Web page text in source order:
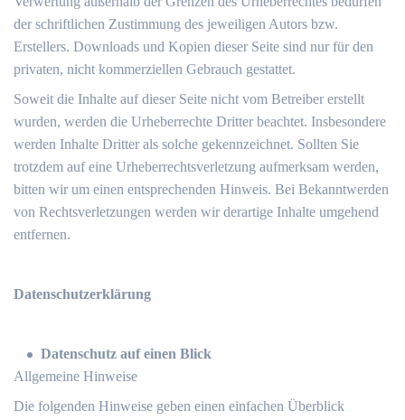
der schriftlichen Zustimmung des jeweiligen Autors bzw.
Erstellers. Downloads und Kopien dieser Seite sind nur für den
privaten, nicht kommerziellen Gebrauch gestattet.
Soweit die Inhalte auf dieser Seite nicht vom Betreiber erstellt
wurden, werden die Urheberrechte Dritter beachtet. Insbesondere
werden Inhalte Dritter als solche gekennzeichnet. Sollten Sie
trotzdem auf eine Urheberrechtsverletzung aufmerksam werden,
bitten wir um einen entsprechenden Hinweis. Bei Bekanntwerden
von Rechtsverletzungen werden wir derartige Inhalte umgehend
entfernen.
Datenschutzerklärung
Datenschutz auf einen Blick
Allgemeine Hinweise
Die folgenden Hinweise geben einen einfachen Überblick